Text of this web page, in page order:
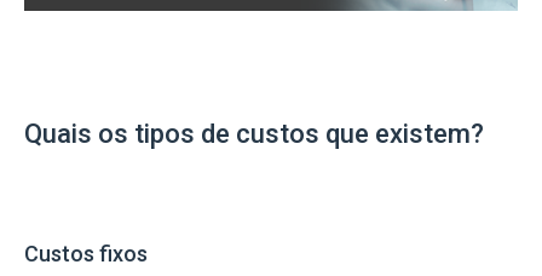
Quais os tipos de custos que existem?
Custos fixos